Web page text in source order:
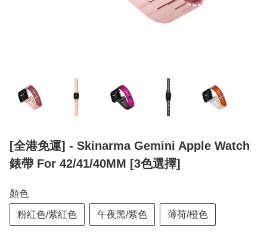
[全港免運] - Skinarma Gemini Apple Watch
錶帶 For 42/41/40MM [3色選擇]
顏色
粉紅色/紫紅色 午夜黑/紫色 薄荷/橙色